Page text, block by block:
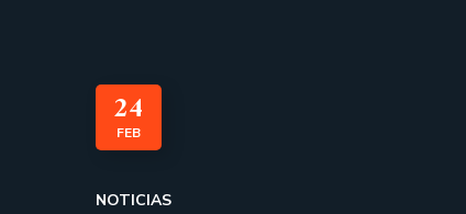
24
FEB
NOTICIAS